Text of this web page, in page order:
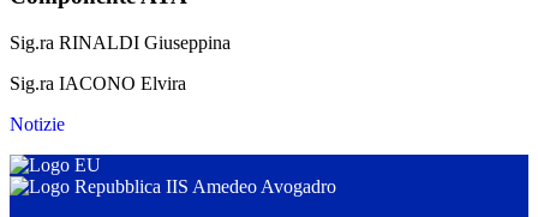
Sig.ra RINALDI Giuseppina
Sig.ra IACONO Elvira
Notizie
IIS Amedeo Avogadro